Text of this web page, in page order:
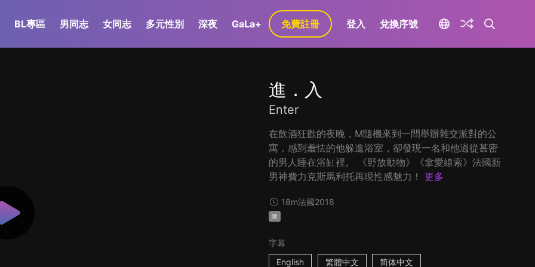
BL專區 男同志 女同志 多元性別 深夜 GaLa+ 免費註冊 登入 兌換序號
進．入
Enter
在飲酒狂歡的夜晚，M隨機來到一間舉辦雜交派對的公
寓，感到羞怯的他躲進浴室，卻發現一名和他過從甚密
的男人睡在浴缸裡。 《野放動物》《拿愛線索》法國新
男神費力克斯馬利托再現性感魅力！ 更多
18m法國2018
限
字幕
English
繁體中文 简体中文